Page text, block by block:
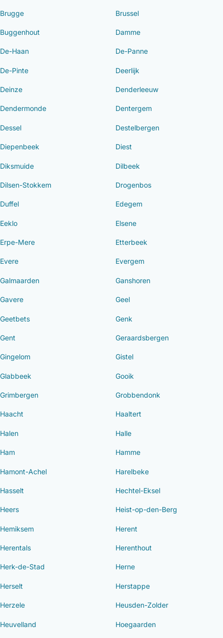
Brugge Brussel
Buggenhout Damme
De-Haan De-Panne
De-Pinte Deerlijk
Deinze Denderleeuw
Dendermonde Dentergem
Dessel Destelbergen
Diepenbeek Diest
Diksmuide Dilbeek
Dilsen-Stokkem Drogenbos
Duffel Edegem
Eeklo Elsene
Erpe-Mere Etterbeek
Evere Evergem
Galmaarden Ganshoren
Gavere Geel
Geetbets Genk
Gent Geraardsbergen
Gingelom Gistel
Glabbeek Gooik
Grimbergen Grobbendonk
Haacht Haaltert
Halen Halle
Ham Hamme
Hamont-Achel Harelbeke
Hasselt Hechtel-Eksel
Heers Heist-op-den-Berg
Hemiksem Herent
Herentals Herenthout
Herk-de-Stad Herne
Herselt Herstappe
Herzele Heusden-Zolder
Heuvelland Hoegaarden